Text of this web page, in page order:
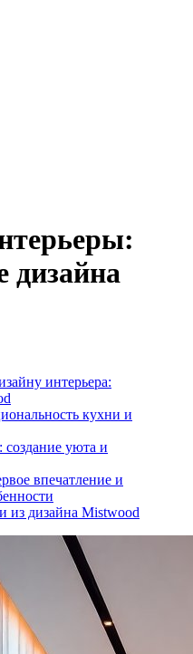
дизайна
интерьера:
кухни и
создание уюта и
впечатление и
из дизайна Mistwood